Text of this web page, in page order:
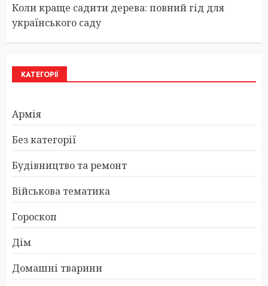
Коли краще садити дерева: повний гід для
українського саду
КАТЕГОРІЇ
Армія
Без категорії
Будівництво та ремонт
Військова тематика
Гороскоп
Дім
Домашні тварини